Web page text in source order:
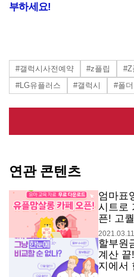
부하세요!
#갤럭시사전예약 #z플립 #Z
#LG유플러스
#갤럭시 #폴
연관 콘텐츠
엄마표
시트로
픈! 고
받아가
2021.03.11
할부원
계산
지에서